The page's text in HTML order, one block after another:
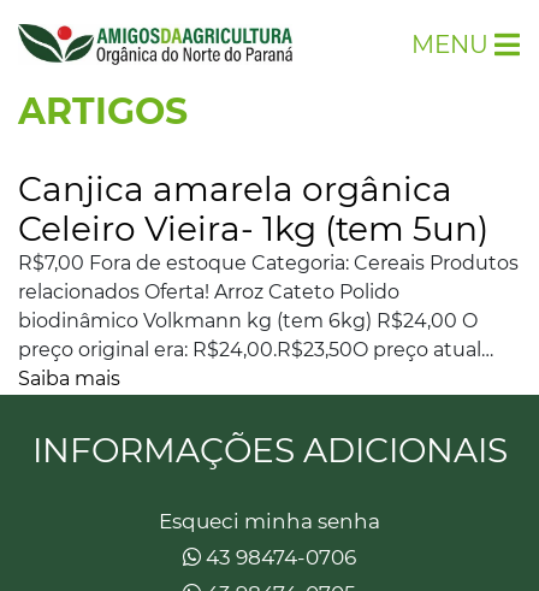
MENU
ARTIGOS
Canjica amarela orgânica
Celeiro Vieira- 1kg (tem 5un)
R$7,00 Fora de estoque Categoria: Cereais Produtos
relacionados Oferta! Arroz Cateto Polido
biodinâmico Volkmann kg (tem 6kg) R$24,00 O
preço original era: R$24,00.R$23,50O preço atual…
Saiba mais
INFORMAÇÕES ADICIONAIS
Esqueci minha senha
43 98474-0706